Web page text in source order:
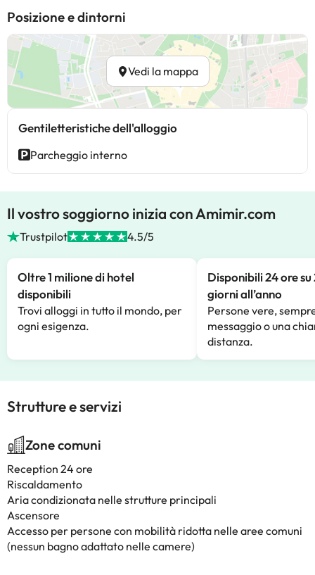
Posizione e dintorni
Vedi la mappa
Gentiletteristiche dell'alloggio
Parcheggio interno
Il vostro soggiorno inizia con Amimir.com
Trustpilot 4.5/5
Oltre 1 milione di hotel
disponibili
Trovi alloggi in tutto il mondo, per
ogni esigenza.
Disponibili 24 ore su
giorni all’anno
Persone vere,
messaggio o una
distanza.
Strutture e servizi
Zone comuni
Reception 24 ore
Riscaldamento
Aria condizionata nelle strutture principali
Ascensore
Accesso per persone con mobilità ridotta nelle aree comuni
(nessun bagno adattato nelle camere)